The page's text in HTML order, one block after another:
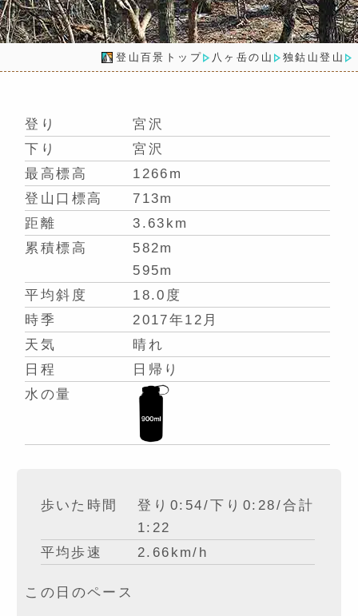
登山百景トップ 八ヶ岳の山 独鈷山登山
登り
宮沢
下り
宮沢
最高標高
1266m
登山口標高
713m
距離
3.63km
累積標高
582m
595m
平均斜度
18.0度
時季
2017年12月
天気
晴れ
日程
日帰り
水の量
歩いた時間
登り0:54/下り0:28/合計
1:22
平均歩速
2.66km/h
この日のペース